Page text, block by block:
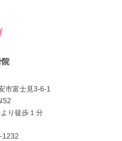
院
市富士見3-6-1
り徒歩１分
1232